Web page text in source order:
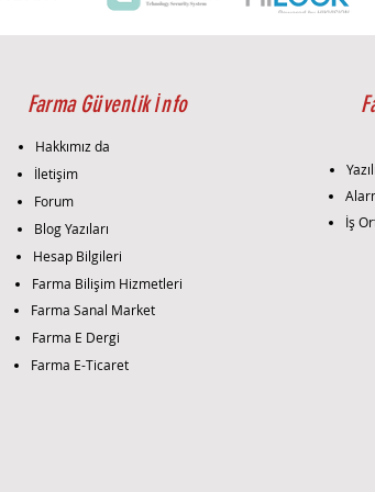
Farma Güvenlik İnfo
Hakkımız da
İletişim
Forum
Blog Yazıları
Hesap Bilgileri
Farma Bilişim Hizmetleri
Farma Sanal Market
Farma E Dergi
Farma E-Ticaret
İş